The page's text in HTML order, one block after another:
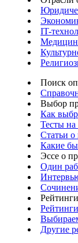
IT-
Поиск
Выбор
Как
Тесты
Статьи о
Какие
Эссе о
Один
Рейтинги
Другие